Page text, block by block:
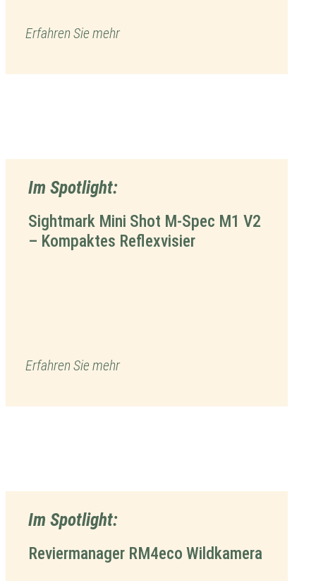
Erfahren Sie mehr
Im Spotlight:
Sightmark Mini Shot M-Spec M1 V2
– Kompaktes Reflexvisier
Erfahren Sie mehr
Im Spotlight:
Reviermanager RM4eco Wildkamera